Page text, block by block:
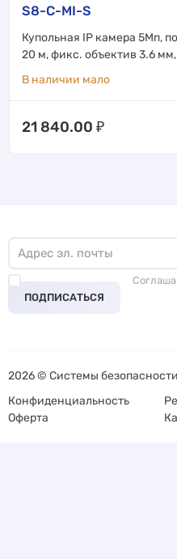
S8-C-MI-S
Купольная IP камера 5Мп,
20 м, фикс. объектив 3.6
В наличии мало
21 840.00 ₽
ПОДПИСАТЬСЯ
2026 © Системы
Конфиденциальность
Оферта